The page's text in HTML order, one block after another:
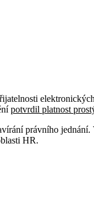
potvrdil platnost
právního
HR.